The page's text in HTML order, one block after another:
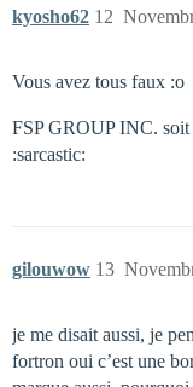
kyosho62 12
Vous avez tous faux :o
FSP GROUP INC. soit
:sarcastic:
gilouwow 13
je me disait aussi, je
fortron oui c’est une